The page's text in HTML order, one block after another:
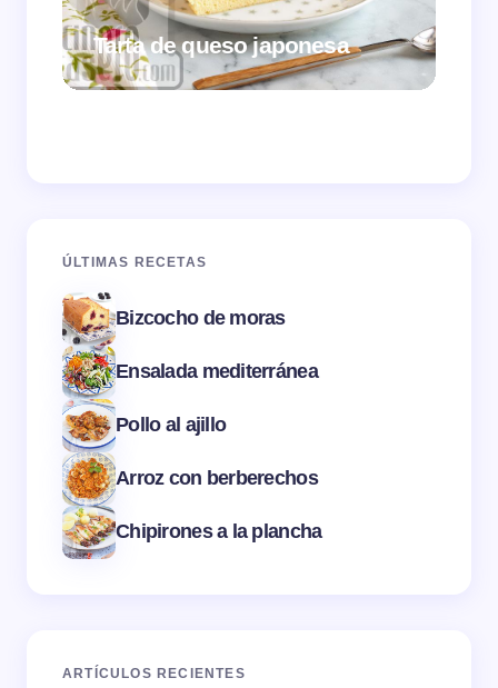
Tarta de queso japonesa
ÚLTIMAS RECETAS
Bizcocho de moras
Ensalada mediterránea
Pollo al ajillo
Arroz con berberechos
Chipirones a la plancha
ARTÍCULOS RECIENTES